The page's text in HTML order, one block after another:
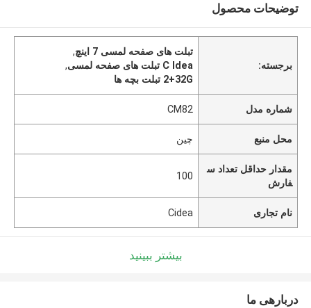
توضیحات محصول
برجسته:
تبلت های صفحه لمسی 7 اینچ
,
C Idea تبلت های صفحه لمسی
,
2+32G تبلت بچه ها
شماره مدل CM82
محل منبع چین
مقدار حداقل تعداد س
فارش
100
نام تجاری Cidea
بیشتر ببینید
دربارهی ما